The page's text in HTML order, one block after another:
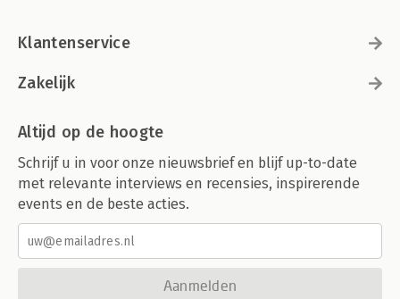
Klantenservice
Zakelijk
Altijd op de hoogte
Schrijf u in voor onze nieuwsbrief en blijf up-to-date
met relevante interviews en recensies, inspirerende
events en de beste acties.
Aanmelden